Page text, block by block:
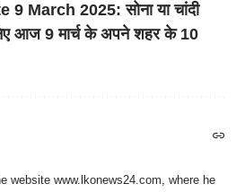
March 2025: सोना या चांदी
आज 9 मार्च के अपने शहर के 10
website www.lkonews24.com, where he